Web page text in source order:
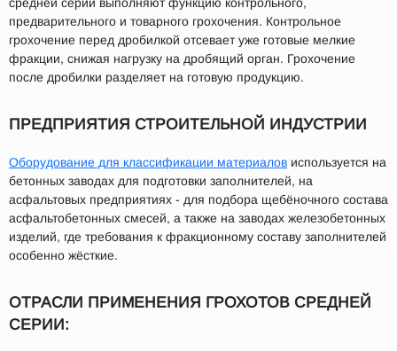
предварительного и товарного грохочения. Контрольное
грохочение перед дробилкой отсевает уже готовые мелкие
фракции, снижая нагрузку на дробящий орган. Грохочение
после дробилки разделяет на готовую продукцию.
ПРЕДПРИЯТИЯ СТРОИТЕЛЬНОЙ ИНДУСТРИИ
Оборудование для классификации материалов используется на
бетонных заводах для подготовки заполнителей, на
асфальтовых предприятиях - для подбора щебёночного состава
асфальтобетонных смесей, а также на заводах железобетонных
изделий, где требования к фракционному составу заполнителей
особенно жёсткие.
ОТРАСЛИ ПРИМЕНЕНИЯ ГРОХОТОВ СРЕДНЕЙ
СЕРИИ: